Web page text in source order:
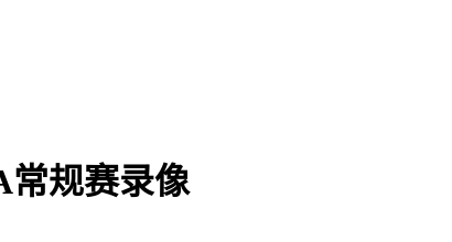
常规赛录像